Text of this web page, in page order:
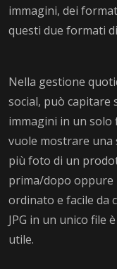
immagini, dei
questi due formati
Nella gestione
social, può capitare
immagini in un solo
vuole mostrare una
più foto di un
prima/dopo oppure
ordinato e facile da
JPG in un unico file
utile.